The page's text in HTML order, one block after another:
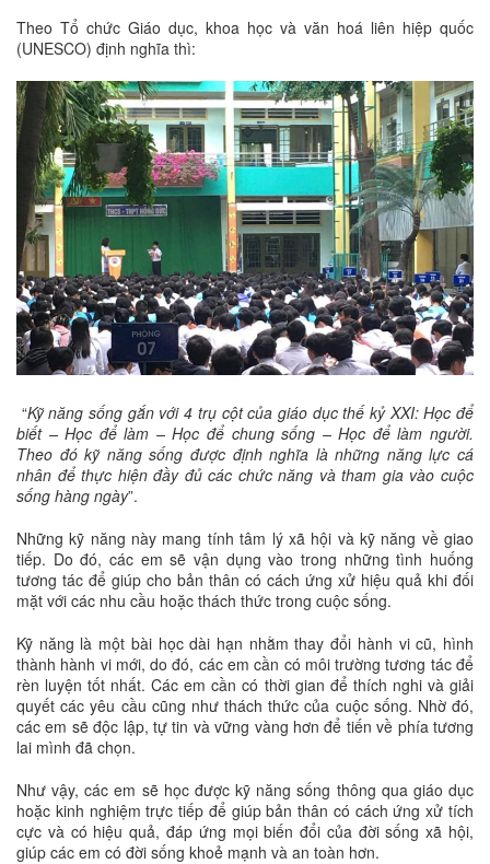
Theo Tổ chức Giáo dục, khoa học và văn hoá liên hiệp quốc
(UNESCO) định nghĩa thì:
“Kỹ năng sống gắn với 4 trụ cột của giáo dục thế kỷ XXI: Học để
biết – Học để làm – Học để chung sống – Học để làm người.
Theo đó kỹ năng sống được định nghĩa là những năng lực cá
nhân để thực hiện đầy đủ các chức năng và tham gia vào cuộc
sống hàng ngày”.
Những kỹ năng này mang tính tâm lý xã hội và kỹ năng về giao
tiếp. Do đó, các em sẽ vận dụng vào trong những tình huống
tương tác để giúp cho bản thân có cách ứng xử hiệu quả khi đối
mặt với các nhu cầu hoặc thách thức trong cuộc sống.
Kỹ năng là một bài học dài hạn nhằm thay đổi hành vi cũ, hình
thành hành vi mới, do đó, các em cần có môi trường tương tác để
rèn luyện tốt nhất. Các em cần có thời gian để thích nghi và giải
quyết các yêu cầu cũng như thách thức của cuộc sống. Nhờ đó,
các em sẽ độc lập, tự tin và vững vàng hơn để tiến về phía tương
lai mình đã chọn.
Như vậy, các em sẽ học được kỹ năng sống thông qua giáo dục
hoặc kinh nghiệm trực tiếp để giúp bản thân có cách ứng xử tích
cực và có hiệu quả, đáp ứng mọi biến đổi của đời sống xã hội,
giúp các em có đời sống khoẻ mạnh và an toàn hơn.